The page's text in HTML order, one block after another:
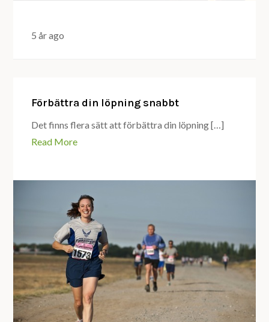
5 år ago
Förbättra din löpning snabbt
Det finns flera sätt att förbättra din löpning […]
Read More